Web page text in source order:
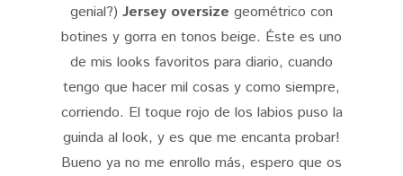
genial?) Jersey oversize geométrico con
botines y gorra en tonos beige. Éste es uno
de mis looks favoritos para diario, cuando
tengo que hacer mil cosas y como siempre,
corriendo. El toque rojo de los labios puso la
guinda al look, y es que me encanta probar!
Bueno ya no me enrollo más, espero que os